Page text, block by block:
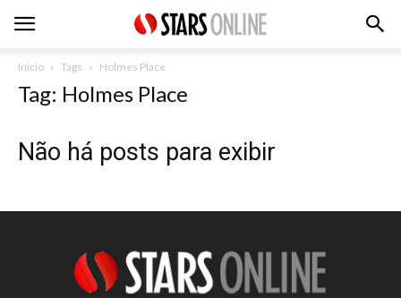
Inicio Tags Holmes Place
Tag: Holmes Place
Não há posts para exibir